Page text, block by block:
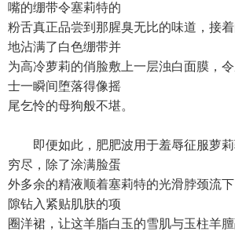
嘴的绷带令塞莉特的
粉舌真正品尝到那腥臭无比的味道，接
地沾满了白色绷带并
为高冷萝莉的俏脸敷上一层浊白面膜，
士一瞬间堕落得像摇
尾乞怜的母狗般不堪。
即便如此，肥肥波用于羞辱征服萝莉
穷尽，除了涂满脸蛋
外多余的精液顺着塞莉特的光滑脖颈流
隙钻入紧贴肌肤的项
圈洋裙，让这羊脂白玉的雪肌与玉柱羊